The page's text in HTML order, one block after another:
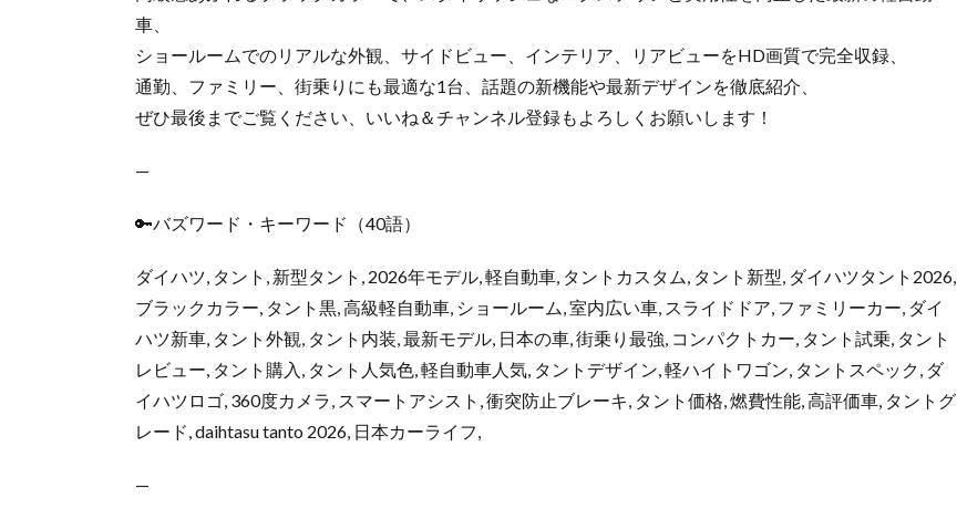
車、
ショールームでのリアルな外観、サイドビュー、インテリア、リアビューをHD画質で完全収録、
通勤、ファミリー、街乗りにも最適な1台、話題の新機能や最新デザインを徹底紹介、
ぜひ最後までご覧ください、いいね＆チャンネル登録もよろしくお願いします！
—
🔑バズワード・キーワード（40語）
ダイハツ, タント, 新型タント, 2026年モデル, 軽自動車, タントカスタム, タント新型, ダイハツタント2026,
ブラックカラー, タント黒, 高級軽自動車, ショールーム, 室内広い車, スライドドア, ファミリーカー, ダイ
ハツ新車, タント外観, タント内装, 最新モデル, 日本の車, 街乗り最強, コンパクトカー, タント試乗, タント
レビュー, タント購入, タント人気色, 軽自動車人気, タントデザイン, 軽ハイトワゴン, タントスペック, ダ
イハツロゴ, 360度カメラ, スマートアシスト, 衝突防止ブレーキ, タント価格, 燃費性能, 高評価車, タントグ
レード, daihtasu tanto 2026, 日本カーライフ,
—